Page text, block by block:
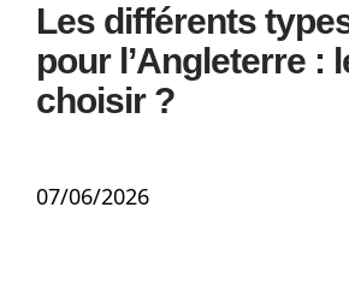
Les différents
pour l’Angleterre :
choisir ?
07/06/2026